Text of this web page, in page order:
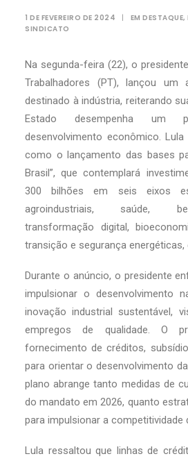
1 DE FEVEREIRO DE 2024 | EM DESTAQUE,
SINDICATO
Na segunda-feira (22), o
Trabalhadores (PT), lançou um
destinado à indústria, reiterando
Estado desempenha um
desenvolvimento econômico.
como o lançamento das bases
Brasil”, que contemplará
300 bilhões em seis eixos
agroindustriais, saúde,
transformação digital,
transição e segurança energéticas,
Durante o anúncio, o presidente
impulsionar o desenvolvimento
inovação industrial sustentável,
empregos de qualidade. O
fornecimento de créditos,
para orientar o desenvolvimento
plano abrange tanto medidas de
do mandato em 2026, quanto
para impulsionar a competitividade
Lula ressaltou que linhas de